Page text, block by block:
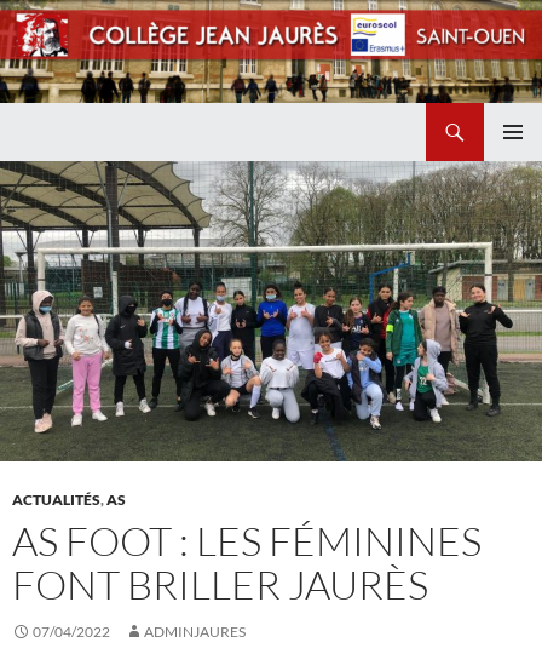
MENU
AU
CONTENU
ACTUALITÉS,AS
AS FOOT : LES FÉMININES
FONT BRILLER JAURÈS
07/04/2022 ADMINJAURES